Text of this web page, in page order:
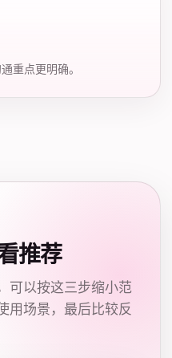
重点更明确。
推荐
可以按这三步缩小范
用场景，最后比较反